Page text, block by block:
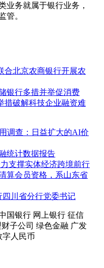
业务就属于银行业务，
管。
合北京农商银行开展农
银行多措并举促消费
措破解科技企业融资难
调查：日益扩大的AI价
统计数据报告
支撑实体经济跨境前行
算会员资格，系山东省
川省分行党委书记
国银行 网上银行 征信
子公司 绿色金融 广发
字人民币